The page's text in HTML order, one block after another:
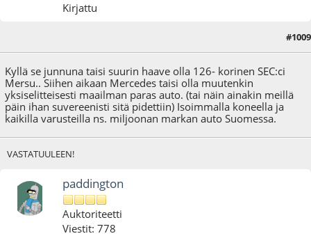
Kirjattu
: 29.03.18 - klo:11:08 käyttäjältä Tumppi$#1009
Kyllä se junnuna taisi suurin haave olla 126- korinen SEC:ci
Mersu.. Siihen aikaan Mercedes taisi olla muutenkin
yksiselitteisesti maailman paras auto. (tai näin ainakin meillä
päin ihan suvereenisti sitä pidettiin) Isoimmalla koneella ja
kaikilla varusteilla ns. miljoonan markan auto Suomessa.
VASTATUULEEN!
paddington
Auktoriteetti
Viestit: 778